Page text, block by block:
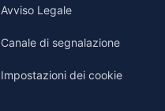
Avviso Legale
Canale di segnalazione
Impostazioni dei cookie